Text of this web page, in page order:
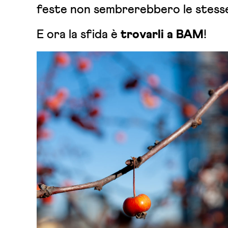
feste non sembrerebbero le
E ora la sfida è trovarli a BAM !